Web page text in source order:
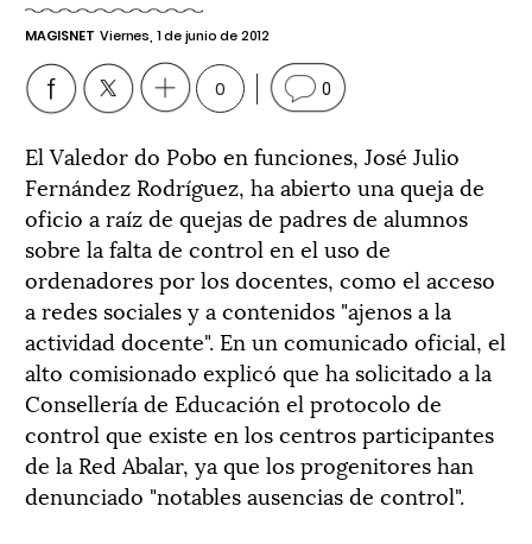
MAGISNET Viernes, 1 de junio de 2012
0 0
El Valedor do Pobo en funciones, José Julio
Fernández Rodríguez, ha abierto una queja de
oficio a raíz de quejas de padres de alumnos
sobre la falta de control en el uso de
ordenadores por los docentes, como el acceso
a redes sociales y a contenidos "ajenos a la
actividad docente". En un comunicado oficial, el
alto comisionado explicó que ha solicitado a la
Consellería de Educación el protocolo de
control que existe en los centros participantes
de la Red Abalar, ya que los progenitores han
denunciado "notables ausencias de control".